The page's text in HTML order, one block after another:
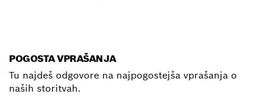
POGOSTA VPRAŠANJA
Tu najdeš odgovore na najpogostejša vprašanja o
naših storitvah.